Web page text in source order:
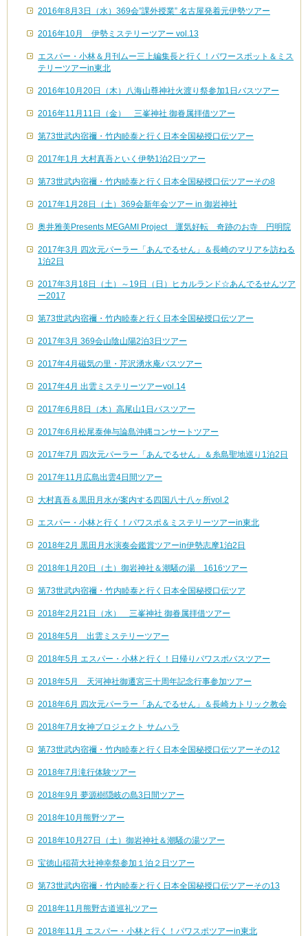
2016年8月3日（水）369会”課外授業” 名古屋発着元伊勢ツアー
2016年10月 伊勢ミステリーツアー vol.13
エスパー・小林＆月刊ムー三上編集長と行く！パワースポット＆ミス
テリーツアーin東北
2016年10月20日（木）八海山尊神社火渡り祭参加1日バスツアー
2016年11月11日（金） 三峯神社 御眷属拝借ツアー
第73世武内宿禰・竹内睦泰と行く日本全国秘授口伝ツアー
2017年1月 大村真吾といく伊勢1泊2日ツアー
第73世武内宿禰・竹内睦泰と行く日本全国秘授口伝ツアーその8
2017年1月28日（土）369会新年会ツアー in 御岩神社
奥井雅美Presents MEGAMI Project 運気好転 奇跡のお寺 円明院
2017年3月 四次元パーラー「あんでるせん」＆長崎のマリアを訪ねる
1泊2日
2017年3月18日（土）～19日（日）ヒカルランド☆あんでるせんツア
ー2017
第73世武内宿禰・竹内睦泰と行く日本全国秘授口伝ツアー
2017年3月 369会山陰山陽2泊3日ツアー
2017年4月磁気の里・芹沢湧水庵バスツアー
2017年4月 出雲ミステリーツアーvol.14
2017年6月8日（木）高尾山1日バスツアー
2017年6月松尾泰伸与論島沖縄コンサートツアー
2017年7月 四次元パーラー「あんでるせん」＆糸島聖地巡り1泊2日
2017年11月広島出雲4日間ツアー
大村真吾＆黒田月水が案内する四国八十八ヶ所vol.2
エスパー・小林と行く！パワスポ＆ミステリーツアーin東北
2018年2月 黒田月水演奏会鑑賞ツアーin伊勢志摩1泊2日
2018年1月20日（土）御岩神社＆潮騒の湯 1616ツアー
第73世武内宿禰・竹内睦泰と行く日本全国秘授口伝ツア
2018年2月21日（水） 三峯神社 御眷属拝借ツアー
2018年5月 出雲ミステリーツアー
2018年5月 エスパー・小林と行く！日帰りパワスポバスツアー
2018年5月 天河神社御遷宮三十周年記念行事参加ツアー
2018年6月 四次元パーラー「あんでるせん」＆長崎カトリック教会
2018年7月女神プロジェクト サムハラ
第73世武内宿禰・竹内睦泰と行く日本全国秘授口伝ツアーその12
2018年7月滝行体験ツアー
2018年9月 夢源樹隠岐の島3日間ツアー
2018年10月熊野ツアー
2018年10月27日（土）御岩神社＆潮騒の湯ツアー
宝徳山稲荷大社神幸祭参加１泊２日ツアー
第73世武内宿禰・竹内睦泰と行く日本全国秘授口伝ツアーその13
2018年11月熊野古道巡礼ツアー
2018年11月 エスパー・小林と行く！パワスポツアーin東北